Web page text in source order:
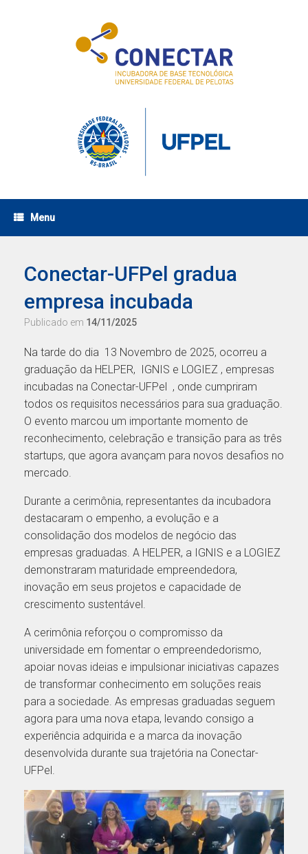
Menu
Conectar-UFPel gradua
empresa incubada
Publicado em 14/11/2025
Na tarde do dia 13 Novembro de 2025, ocorreu a
graduação da HELPER, IGNIS e LOGIEZ , empresas
incubadas na Conectar-UFPel , onde cumpriram
todos os requisitos necessários para sua graduação.
O evento marcou um importante momento de
reconhecimento, celebração e transição para as três
startups, que agora avançam para novos desafios no
mercado.
Durante a cerimônia, representantes da incubadora
destacaram o empenho, a evolução e a
consolidação dos modelos de negócio das
empresas graduadas. A HELPER, a IGNIS e a LOGIEZ
demonstraram maturidade empreendedora,
inovação em seus projetos e capacidade de
crescimento sustentável.
A cerimônia reforçou o compromisso da
universidade em fomentar o empreendedorismo,
apoiar novas ideias e impulsionar iniciativas capazes
de transformar conhecimento em soluções reais
para a sociedade. As empresas graduadas seguem
agora para uma nova etapa, levando consigo a
experiência adquirida e a marca da inovação
desenvolvida durante sua trajetória na Conectar-
UFPel.